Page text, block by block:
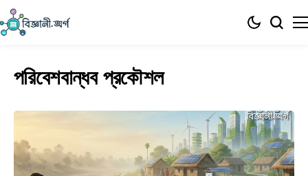
পরিবেশবান্ধব প্রকৌশল